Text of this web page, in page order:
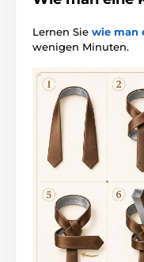
Lernen Sie wie man
wenigen Minuten.